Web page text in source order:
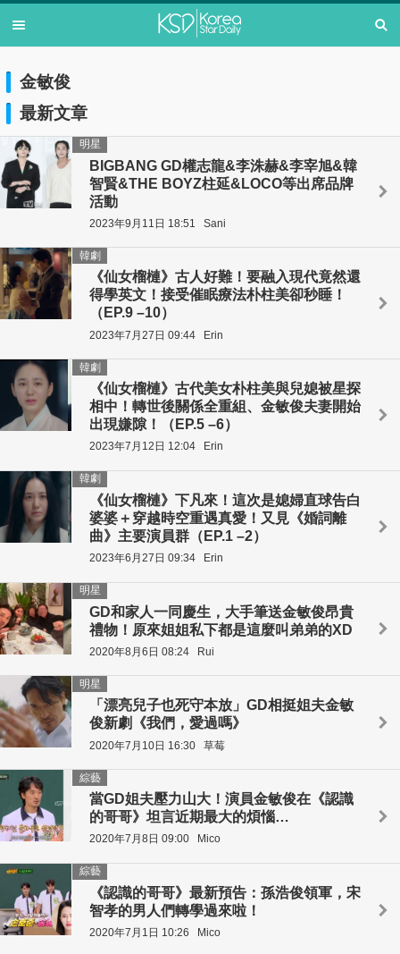
金敏俊
最新文章
BIGBANG GD權志龍&李洙赫&李宰旭&韓
智賢&THE BOYZ柱延&LOCO等出席品牌
活動
明星
2023年9月11日 18:51 Sani
《仙女榴槤》古人好難！要融入現代竟然還
得學英文！接受催眠療法朴柱美卻秒睡！
（EP.9 –10）
韓劇
2023年7月27日 09:44 Erin
《仙女榴槤》古代美女朴柱美與兒媳被星探
相中！轉世後關係全重組、金敏俊夫妻開始
出現嫌隙！（EP.5 –6）
韓劇
2023年7月12日 12:04 Erin
《仙女榴槤》下凡來！這次是媳婦直球告白
婆婆＋穿越時空重遇真愛！又見《婚詞離
曲》主要演員群（EP.1 –2）
韓劇
2023年6月27日 09:34 Erin
GD和家人一同慶生，大手筆送金敏俊昂貴
禮物！原來姐姐私下都是這麼叫弟弟的XD
明星
2020年8月6日 08:24 Rui
「漂亮兒子也死守本放」GD相挺姐夫金敏
俊新劇《我們，愛過嗎》
明星
2020年7月10日 16:30 草莓
當GD姐夫壓力山大！演員金敏俊在《認識
的哥哥》坦言近期最大的煩惱…
綜藝
2020年7月8日 09:00 Mico
《認識的哥哥》最新預告：孫浩俊領軍，宋
智孝的男人們轉學過來啦！
綜藝
2020年7月1日 10:26 Mico